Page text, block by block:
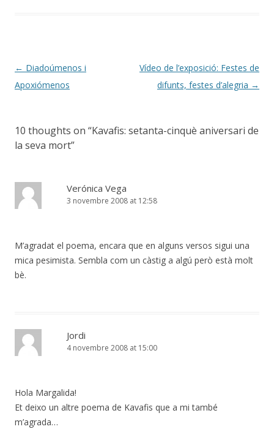
Post
navigation
← Diadoúmenos i
Apoxiómenos
Vídeo de l’exposició: Festes de
difunts, festes d’alegria →
10 thoughts on “Kavafis: setanta-cinquè aniversari de
la seva mort”
Verónica Vega
3 novembre 2008 at 12:58
M’agradat el poema, encara que en alguns versos sigui una
mica pesimista. Sembla com un càstig a algú però està molt
bè.
Jordi
4 novembre 2008 at 15:00
Hola Margalida!
Et deixo un altre poema de Kavafis que a mi també
m’agrada…